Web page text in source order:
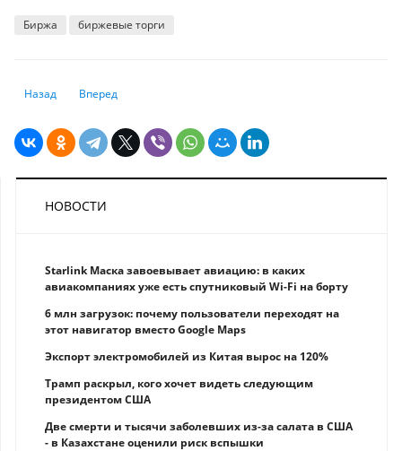
Биржа биржевые торги
Предыдущий: JP Morgan становится самым системно важным банком
Назад Следующий: Банк Англии предсказывает отказ от наличных
Вперед
НОВОСТИ
Starlink Маска завоевывает авиацию: в каких
авиакомпаниях уже есть спутниковый Wi-Fi на борту
6 млн загрузок: почему пользователи переходят на
этот навигатор вместо Google Maps
Экспорт электромобилей из Китая вырос на 120%
Трамп раскрыл, кого хочет видеть следующим
президентом США
Две смерти и тысячи заболевших из-за салата в США
- в Казахстане оценили риск вспышки